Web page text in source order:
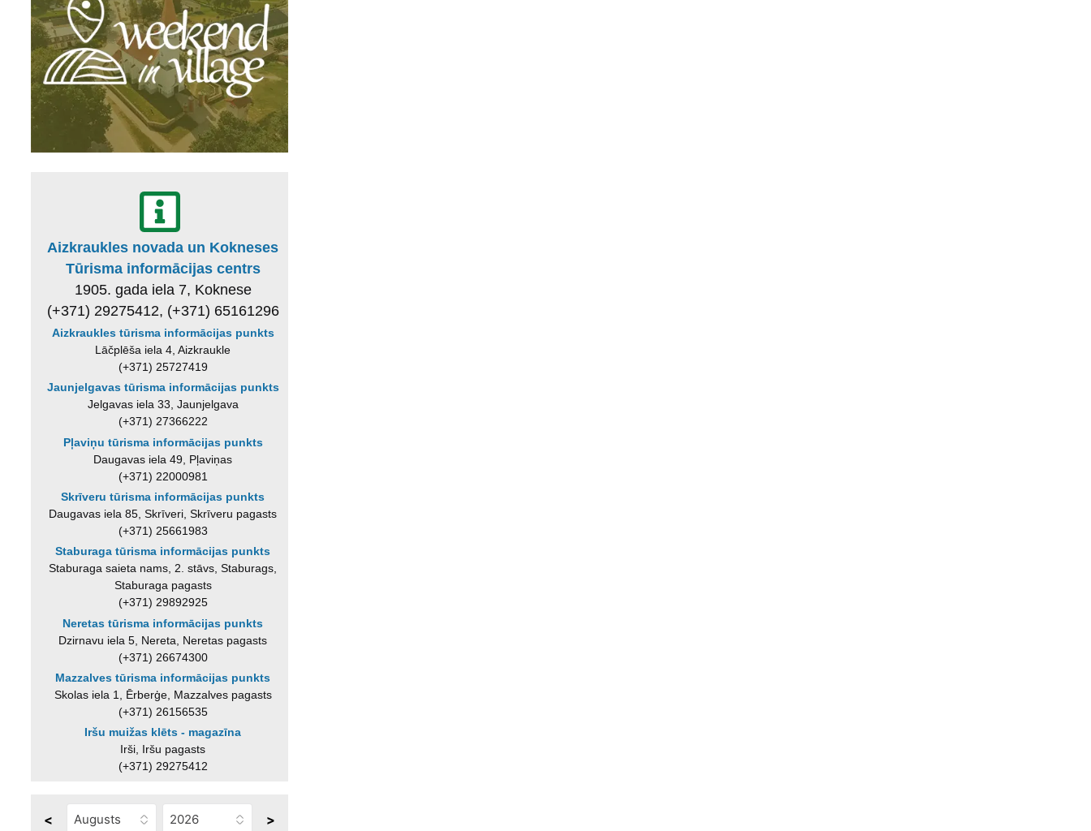
Aizkraukles novada un Kokneses
Tūrisma informācijas centrs
1905. gada iela 7, Koknese
(+371) 29275412, (+371) 65161296
Aizkraukles tūrisma informācijas punkts
Lāčplēša iela 4, Aizkraukle
(+371) 25727419
Jaunjelgavas tūrisma informācijas punkts
Jelgavas iela 33, Jaunjelgava
(+371) 27366222
Pļaviņu tūrisma informācijas punkts
Daugavas iela 49, Pļaviņas
(+371) 22000981
Skrīveru tūrisma informācijas punkts
Daugavas iela 85, Skrīveri, Skrīveru pagasts
(+371) 25661983
Staburaga tūrisma informācijas punkts
Staburaga saieta nams, 2. stāvs, Staburags,
Staburaga pagasts
(+371) 29892925
Neretas tūrisma informācijas punkts
Dzirnavu iela 5, Nereta, Neretas pagasts
(+371) 26674300
Mazzalves tūrisma informācijas punkts
Skolas iela 1, Ērberģe, Mazzalves pagasts
(+371) 26156535
Iršu muižas klēts - magazīna
Irši, Iršu pagasts
(+371) 29275412
< >